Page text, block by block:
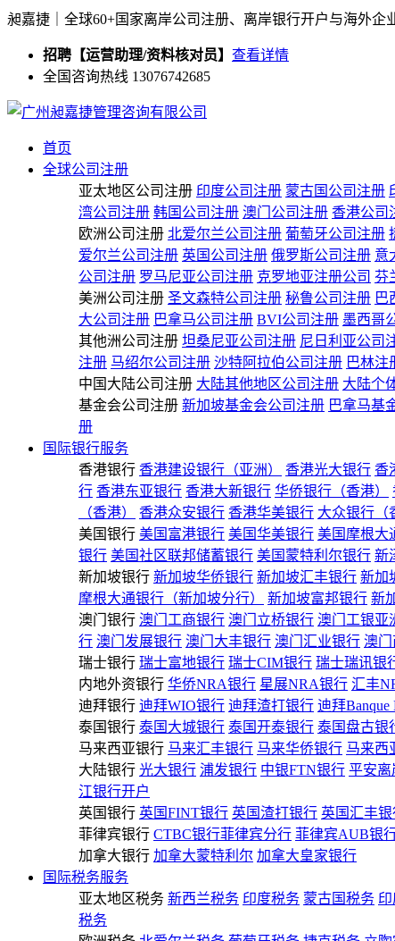
昶嘉捷｜全球60+国家离岸公司注册、离岸银行开户与海外企
招聘【运营助理/资料核对员】 查看详情
全国咨询热线 13076742685
首页
全球公司注册
亚太地区公司注册 印度公司注册 蒙古国公司注册
湾公司注册 韩国公司注册 澳门公司注册 香港公司
欧洲公司注册 北爱尔兰公司注册 葡萄牙公司注册
爱尔兰公司注册 英国公司注册 俄罗斯公司注册 意
公司注册 罗马尼亚公司注册 克罗地亚注册公司 芬
美洲公司注册 圣文森特公司注册 秘鲁公司注册 巴
大公司注册 巴拿马公司注册 BVI公司注册 墨西哥
其他洲公司注册 坦桑尼亚公司注册 尼日利亚公司
注册 马绍尔公司注册 沙特阿拉伯公司注册 巴林注
中国大陆公司注册 大陆其他地区公司注册 大陆个
基金会公司注册 新加坡基金会公司注册 巴拿马基
册
国际银行服务
香港银行 香港建设银行（亚洲） 香港光大银行 香
行 香港东亚银行 香港大新银行 华侨银行（香港）
（香港）
香港众安银行 香港华美银行 大众银行（
美国银行 美国富港银行 美国华美银行 美国摩根大
银行 美国社区联邦储蓄银行 美国蒙特利尔银行 新
新加坡银行 新加坡华侨银行 新加坡汇丰银行 新加
摩根大通银行（新加坡分行）
新加坡富邦银行 新
澳门银行 澳门工商银行 澳门立桥银行 澳门工银亚
行 澳门发展银行 澳门大丰银行 澳门汇业银行 澳
瑞士银行 瑞士富地银行 瑞士CIM银行 瑞士瑞讯银
内地外资银行 华侨NRA银行 星展NRA银行 汇丰
迪拜银行 迪拜WIO银行 迪拜渣打银行 迪拜Banque
泰国银行 泰国大城银行 泰国开泰银行 泰国盘古银
马来西亚银行 马来汇丰银行 马来华侨银行 马来西
大陆银行 光大银行 浦发银行 中银FTN银行 平安
江银行开户
英国银行 英国FINT银行 英国渣打银行 英国汇丰银
菲律宾银行 CTBC银行菲律宾分行 菲律宾AUB银
加拿大银行 加拿大蒙特利尔 加拿大皇家银行
国际税务服务
亚太地区税务 新西兰税务 印度税务 蒙古国税务
税务